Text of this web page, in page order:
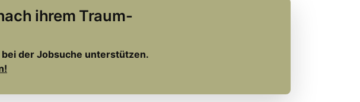
ihrem Traum-
der Jobsuche unterstützen.